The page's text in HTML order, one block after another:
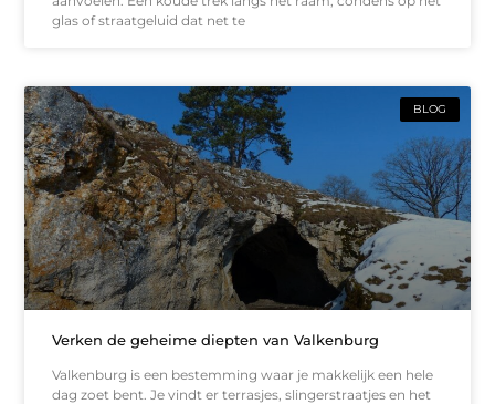
glas of straatgeluid dat net te
BLOG
Verken de geheime diepten van Valkenburg
Valkenburg is een bestemming waar je makkelijk een hele
dag zoet bent. Je vindt er terrasjes, slingerstraatjes en het